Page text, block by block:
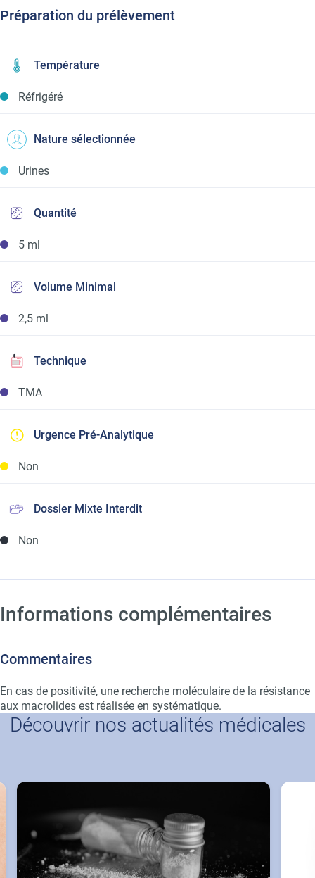
Préparation du prélèvement
Température
Réfrigéré
Nature sélectionnée
Urines
Quantité
5 ml
Volume Minimal
2,5 ml
Technique
TMA
Urgence Pré-Analytique
Non
Dossier Mixte Interdit
Non
Informations complémentaires
Commentaires
En cas de positivité, une recherche moléculaire de la résistance
aux macrolides est réalisée en systématique.
Découvrir nos actualités médicales